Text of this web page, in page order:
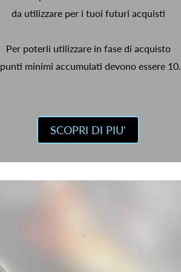
da utilizzare per i tuoi futuri acquisti
Per poterli utilizzare in fase di acquisto
minimi accumulati devono essere 10.
SCOPRI DI PIU'